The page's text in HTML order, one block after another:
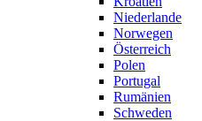
Niederlande
Norwegen
Österreich
Polen
Portugal
Rumänien
Schweden